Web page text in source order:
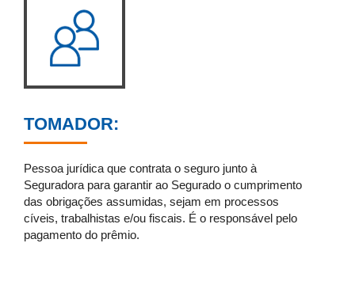
TOMADOR:
Pessoa jurídica que contrata o seguro junto à
Seguradora para garantir ao Segurado o cumprimento
das obrigações assumidas, sejam em processos
cíveis, trabalhistas e/ou fiscais. É o responsável pelo
pagamento do prêmio.